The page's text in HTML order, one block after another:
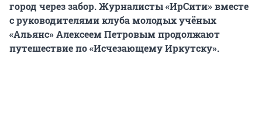
город через забор. Журналисты «ИрСити» вместе
с руководителями клуба молодых учёных
«Альянс» Алексеем Петровым продолжают
путешествие по «Исчезающему Иркутску».